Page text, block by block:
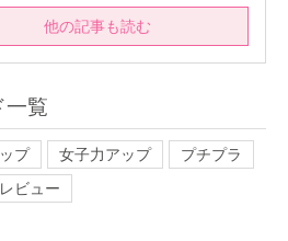
他の記事も読む
一覧
プ 女子力アップ
プチプラ
ビュー